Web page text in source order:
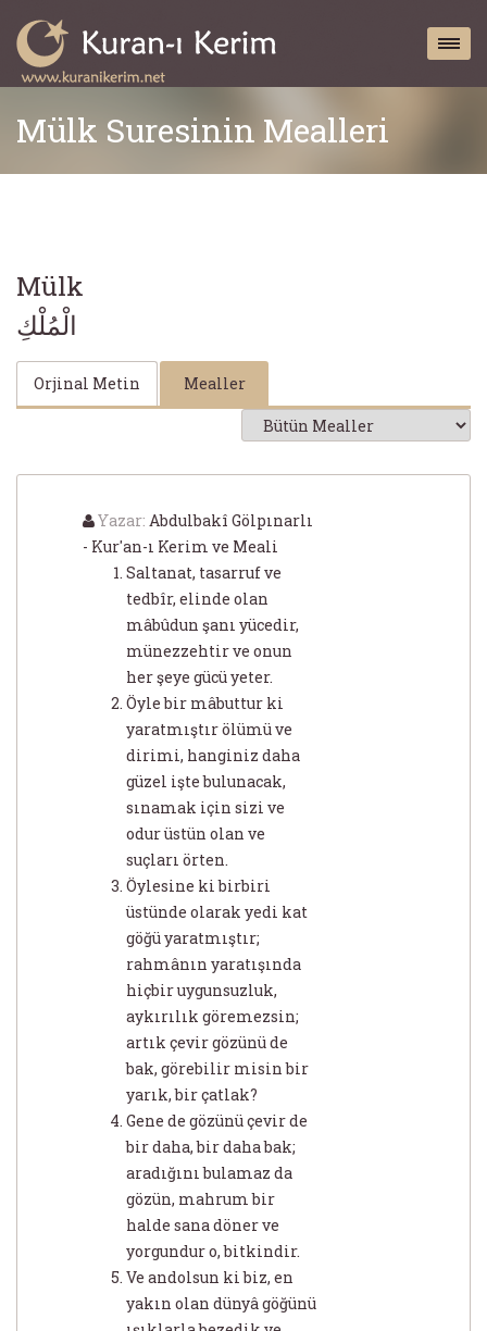
Mülk Suresinin Mealleri
Mülk
الْمُلْكِ
Orjinal Metin Mealler
Yazar: Abdulbakî Gölpınarlı
- Kur'an-ı Kerim ve Meali
Saltanat, tasarruf ve
tedbîr, elinde olan
mâbûdun şanı yücedir,
münezzehtir ve onun
her şeye gücü yeter.
Öyle bir mâbuttur ki
yaratmıştır ölümü ve
dirimi, hanginiz daha
güzel işte bulunacak,
sınamak için sizi ve
odur üstün olan ve
suçları örten.
Öylesine ki birbiri
üstünde olarak yedi kat
göğü yaratmıştır;
rahmânın yaratışında
hiçbir uygunsuzluk,
aykırılık göremezsin;
artık çevir gözünü de
bak, görebilir misin bir
yarık, bir çatlak?
Gene de gözünü çevir de
bir daha, bir daha bak;
aradığını bulamaz da
gözün, mahrum bir
halde sana döner ve
yorgundur o, bitkindir.
Ve andolsun ki biz, en
yakın olan dünyâ göğünü